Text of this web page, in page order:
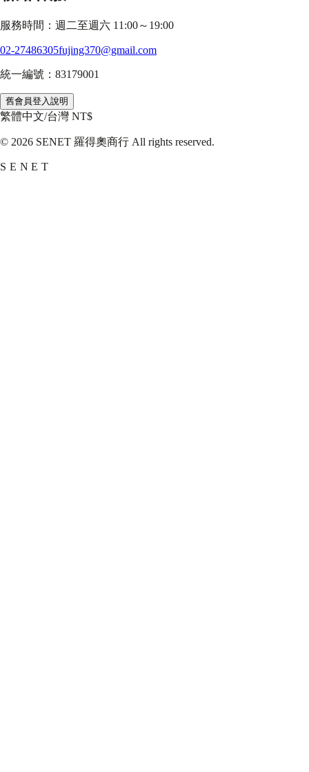
服務時間：週二至週六 11:00～19:00
02-27486305fujing370@gmail.com
統一編號：83179001
舊會員登入說明
繁體中文/台灣 NT$
© 2026 SENET 羅得奧商行 All rights reserved.
SENET